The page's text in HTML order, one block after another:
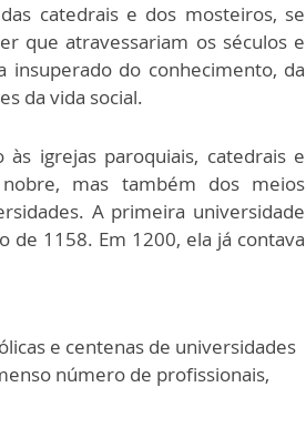
catedrais e dos mosteiros, se
que atravessariam os séculos e
insuperado do conhecimento, da
da vida social.
igrejas paroquiais, catedrais e
mas também dos meios
A primeira universidade
de 1158. Em 1200, ela já contava
e centenas de universidades
número de profissionais,